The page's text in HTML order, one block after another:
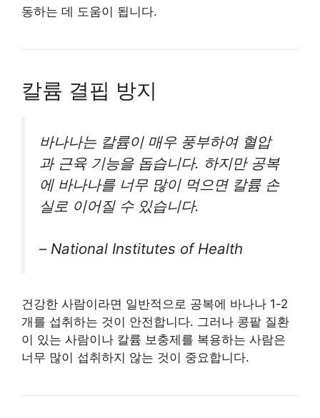
동하는 데 도움이 됩니다.
칼륨 결핍 방지
바나나는 칼륨이 매우 풍부하여 혈압
과 근육 기능을 돕습니다. 하지만 공복
에 바나나를 너무 많이 먹으면 칼륨 손
실로 이어질 수 있습니다.
– National Institutes of Health
건강한 사람이라면 일반적으로 공복에 바나나 1-2
개를 섭취하는 것이 안전합니다. 그러나 콩팥 질환
이 있는 사람이나 칼륨 보충제를 복용하는 사람은
너무 많이 섭취하지 않는 것이 중요합니다.